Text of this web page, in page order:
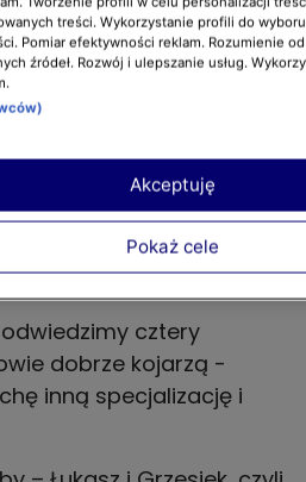
krok po kroku, co dzieje
auto zachowuje się
skąd biorą się konkretne
proces dochodzenia do
cztery
dobrze kojarzą -
inną specjalizację i
treści. Wykorzystanie profili do
Pomiar efektywności reklam. Rozumienie
źródeł. Rozwój i ulepszanie usług.
Pokaż cele
Akceptuję